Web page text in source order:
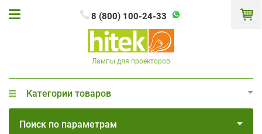
8 (800) 100-24-33
Лампы для проекторов
Категории товаров
Поиск по параметрам